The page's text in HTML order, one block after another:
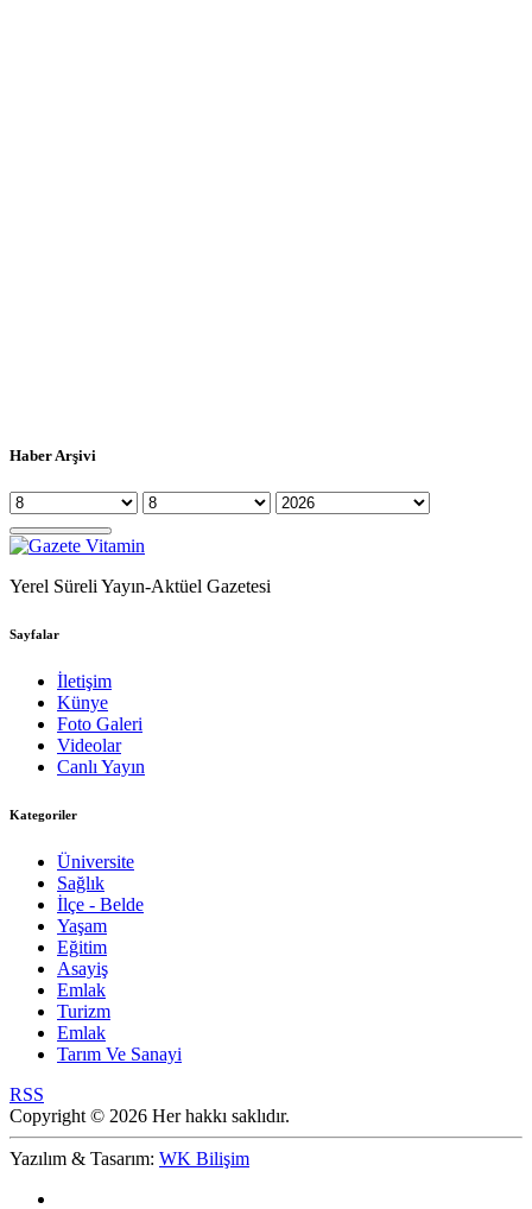
Haber Arşivi
Yerel Süreli Yayın-Aktüel Gazetesi
Sayfalar
İletişim
Künye
Foto Galeri
Videolar
Canlı Yayın
Kategoriler
Üniversite
Sağlık
İlçe - Belde
Yaşam
Eğitim
Asayiş
Emlak
Turizm
Emlak
Tarım Ve Sanayi
RSS
Copyright © 2026 Her hakkı saklıdır.
Yazılım & Tasarım: WK Bilişim